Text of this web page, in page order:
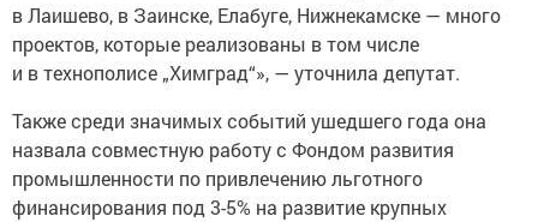
в Лаишево, в Заинске, Елабуге, Нижнекамске — много
проектов, которые реализованы в том числе
и в технополисе „Химград“», — уточнила депутат.
Также среди значимых событий ушедшего года она
назвала совместную работу с Фондом развития
промышленности по привлечению льготного
финансирования под 3-5% на развитие крупных